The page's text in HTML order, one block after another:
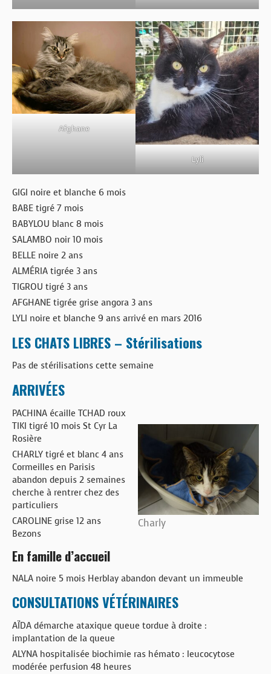
Afghane
Lyli
GIGI noire et blanche 6 mois
BABE tigré 7 mois
BABYLOU blanc 8 mois
SALAMBO noir 10 mois
BELLE noire 2 ans
ALMÉRIA tigrée 3 ans
TIGROU tigré 3 ans
AFGHANE tigrée grise angora 3 ans
LYLI noire et blanche 9 ans arrivé en mars 2016
LES CHATS LIBRES – Stérilisations
Pas de stérilisations cette semaine
ARRIVÉES
Charly
PACHINA écaille TCHAD roux
TIKI tigré 10 mois St Cyr La
Rosière
CHARLY tigré et blanc 4 ans
Cormeilles en Parisis
abandon depuis 2 semaines
cherche à rentrer chez des
particuliers
CAROLINE grise 12 ans
Bezons
En famille d’accueil
NALA noire 5 mois Herblay abandon devant un immeuble
CONSULTATIONS VÉTÉRINAIRES
AÏDA démarche ataxique queue tordue à droite :
implantation de la queue
ALYNA hospitalisée biochimie ras hémato : leucocytose
modérée perfusion 48 heures